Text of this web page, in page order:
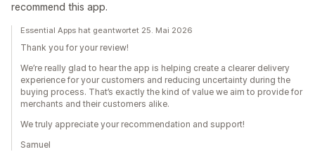
recommend this app.
Essential Apps hat geantwortet 25. Mai 2026
Thank you for your review!
We’re really glad to hear the app is helping create a clearer delivery
experience for your customers and reducing uncertainty during the
buying process. That’s exactly the kind of value we aim to provide for
merchants and their customers alike.
We truly appreciate your recommendation and support!
Samuel